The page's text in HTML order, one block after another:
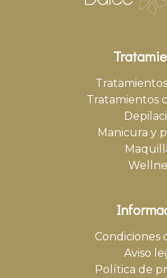
Tratamientos
Manicura y
Condiciones
Aviso
Política de